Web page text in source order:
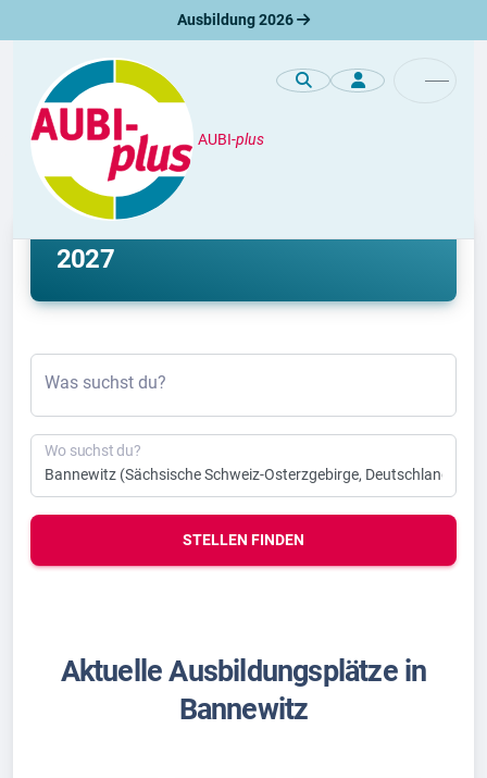
Ausbildung 2026
AUBI-plus
Ausbildung
Ausbildung Bannewitz 2026 &
2027
Was suchst du?
Wo suchst du?
STELLEN FINDEN
Aktuelle Ausbildungsplätze in
Bannewitz